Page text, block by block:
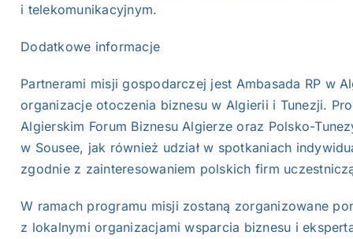
i telekomunikacyjnym.
Dodatkowe informacje
Partnerami misji gospodarczej jest Ambasada RP w
organizacje otoczenia biznesu w Algierii i Tunezji.
Algierskim Forum Biznesu Algierze oraz Polsko-
w Sousee, jak również udział w spotkaniach
zgodnie z zainteresowaniem polskich firm
W ramach programu misji zostaną zorganizowane
z lokalnymi organizacjami wsparcia biznesu i